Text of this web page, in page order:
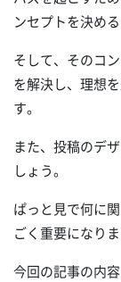
ンセプトを決め
そして、そのコ
を解決し、理想
す。
また、投稿のデ
しょう。
ぱっと見で何に
ごく重要になりま
今回の記事の内